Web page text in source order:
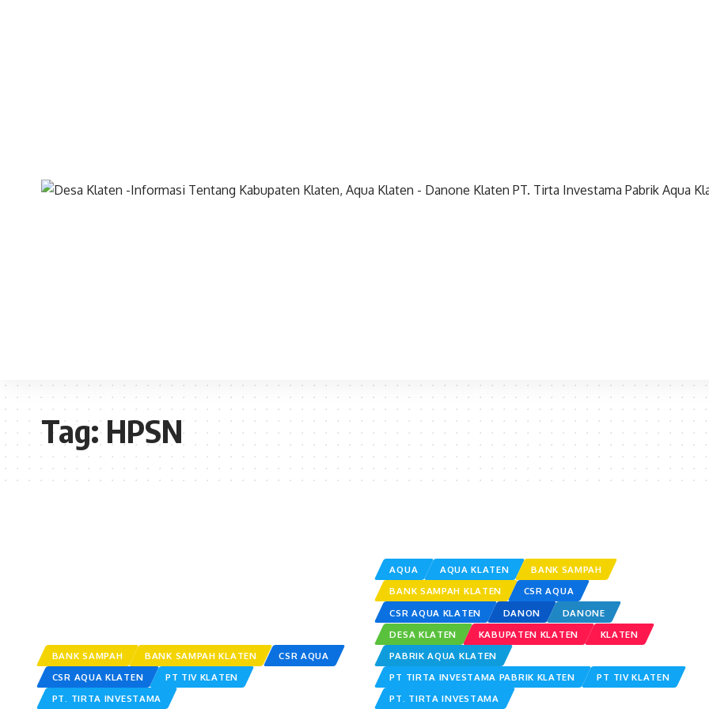
Tag:HPSN
BANK SAMPAH BANK SAMPAH KLATEN
CSR AQUA
CSR AQUA KLATEN
PT TIV KLATEN
PT. TIRTA INVESTAMA
AQUA AQUA KLATEN
BANK SAMPAH
BANK SAMPAH KLATEN
CSR AQUA
CSR AQUA KLATEN
DANON
DANONE
DESA KLATEN
KABUPATEN KLATEN
KLATEN
PABRIK AQUA KLATEN
PT TIRTA INVESTAMA PABRIK KLATEN
PT TIV KLATEN
PT. TIRTA INVESTAMA